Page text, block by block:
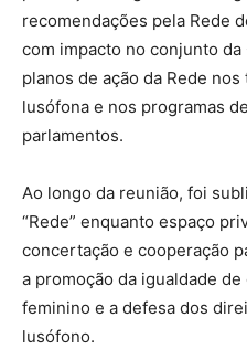
recomendações pela Rede
com impacto no conjunto da
planos de ação da Rede
lusófona e nos programas
parlamentos.
Ao longo da reunião, foi
“Rede” enquanto espaço
concertação e cooperação
a promoção da igualdade
feminino e a defesa dos
lusófono.